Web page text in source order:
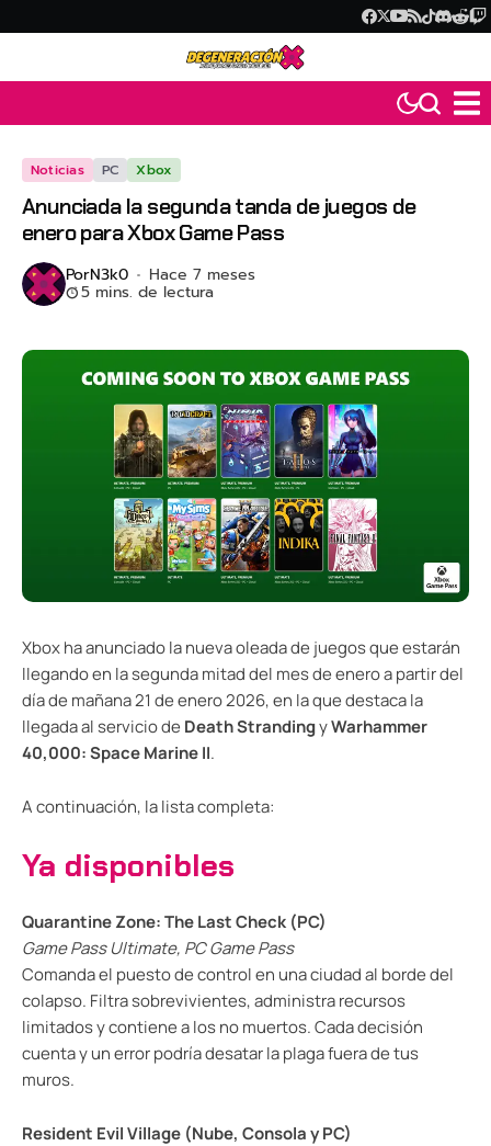
Noticias PC Xbox
Anunciada la segunda tanda de juegos de
enero para Xbox Game Pass
PorN3k0 Hace 7 meses
5 mins. de lectura
Xbox ha anunciado la nueva oleada de juegos que estarán
llegando en la segunda mitad del mes de enero a partir del
día de mañana 21 de enero 2026, en la que destaca la
llegada al servicio de Death StrandingyWarhammer
40,000: Space Marine II.
A continuación, la lista completa:
Ya disponibles
Quarantine Zone: The Last Check (PC)
Game Pass Ultimate, PC Game Pass
Comanda el puesto de control en una ciudad al borde del
colapso. Filtra sobrevivientes, administra recursos
limitados y contiene a los no muertos. Cada decisión
cuenta y un error podría desatar la plaga fuera de tus
muros.
Resident Evil Village (Nube, Consola y PC)